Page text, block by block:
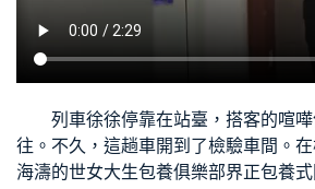
列車徐徐停靠在站臺，搭客的喧
往。不久，這趟車開到了檢驗車間。
海濤的世女大生包養俱樂部界正包養